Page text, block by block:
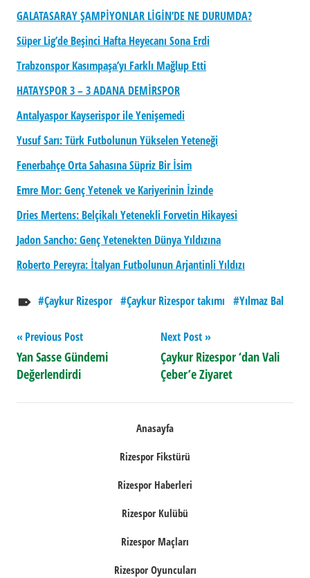
GALATASARAY ŞAMPİYONLAR LİGİN’DE NE DURUMDA?
Süper Lig’de Beşinci Hafta Heyecanı Sona Erdi
Trabzonspor Kasımpaşa’yı Farklı Mağlup Etti
HATAYSPOR 3 – 3 ADANA DEMİRSPOR
Antalyaspor Kayserispor ile Yenişemedi
Yusuf Sarı: Türk Futbolunun Yükselen Yeteneği
Fenerbahçe Orta Sahasına Süpriz Bir İsim
Emre Mor: Genç Yetenek ve Kariyerinin İzinde
Dries Mertens: Belçikalı Yetenekli Forvetin Hikayesi
Jadon Sancho: Genç Yetenekten Dünya Yıldızına
Roberto Pereyra: İtalyan Futbolunun Arjantinli Yıldızı
Çaykur Rizespor Çaykur Rizespor takımı Yılmaz Bal
Yazı
gezinmesi
Previous Post
Yan Sasse Gündemi
Değerlendirdi
Next Post
Çaykur Rizespor ‘dan Vali
Çeber’e Ziyaret
Anasayfa
Rizespor Fikstürü
Rizespor Haberleri
Rizespor Kulübü
Rizespor Maçları
Rizespor Oyuncuları